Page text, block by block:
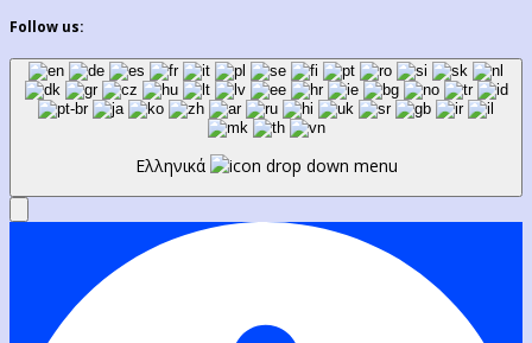
Follow us:
Ελληνικά